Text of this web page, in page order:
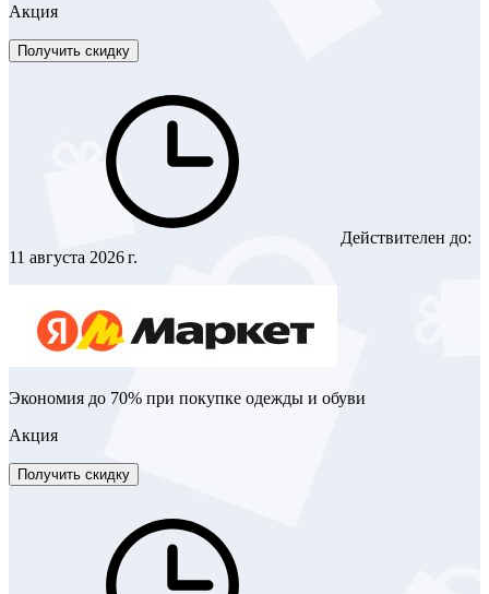
Акция
Получить скидку
Действителен до:
11 августа 2026 г.
Экономия до 70% при покупке одежды и обуви
Акция
Получить скидку